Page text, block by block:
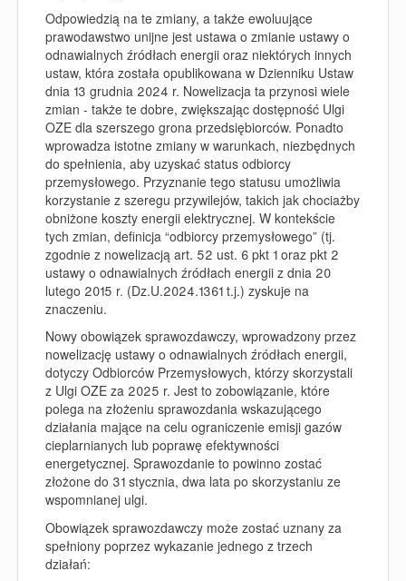
Odpowiedzią na te zmiany, a także ewoluujące
prawodawstwo unijne jest ustawa o zmianie ustawy o
odnawialnych źródłach energii oraz niektórych innych
ustaw, która została opublikowana w Dzienniku Ustaw
dnia 13 grudnia 2024 r. Nowelizacja ta przynosi wiele
zmian - także te dobre, zwiększając dostępność Ulgi
OZE dla szerszego grona przedsiębiorców. Ponadto
wprowadza istotne zmiany w warunkach, niezbędnych
do spełnienia, aby uzyskać status odbiorcy
przemysłowego. Przyznanie tego statusu umożliwia
korzystanie z szeregu przywilejów, takich jak chociażby
obniżone koszty energii elektrycznej. W kontekście
tych zmian, definicja “odbiorcy przemysłowego” (tj.
zgodnie z nowelizacją art. 52 ust. 6 pkt 1 oraz pkt 2
ustawy o odnawialnych źródłach energii z dnia 20
lutego 2015 r. (Dz.U.2024.1361 t.j.) zyskuje na
znaczeniu.
Nowy obowiązek sprawozdawczy, wprowadzony przez
nowelizację ustawy o odnawialnych źródłach energii,
dotyczy Odbiorców Przemysłowych, którzy skorzystali
z Ulgi OZE za 2025 r. Jest to zobowiązanie, które
polega na złożeniu sprawozdania wskazującego
działania mające na celu ograniczenie emisji gazów
cieplarnianych lub poprawę efektywności
energetycznej. Sprawozdanie to powinno zostać
złożone do 31 stycznia, dwa lata po skorzystaniu ze
wspomnianej ulgi.
Obowiązek sprawozdawczy może zostać uznany za
spełniony poprzez wykazanie jednego z trzech
działań: